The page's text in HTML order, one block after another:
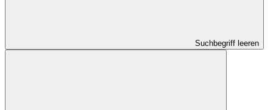
Suchbegriff leeren